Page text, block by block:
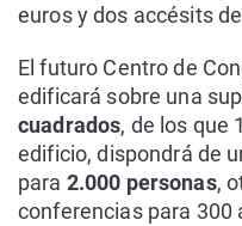
euros y dos accésits
El futuro Centro de
edificará sobre una
cuadrados, de los que
edificio, dispondrá de
para 2.000 personas,
conferencias para 300